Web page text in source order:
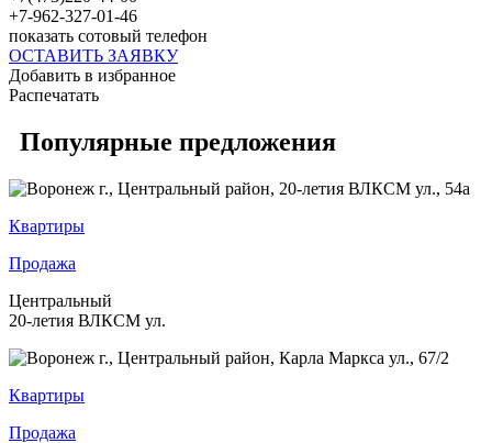
+7-962-327-01-46
показать сотовый телефон
ОСТАВИТЬ ЗАЯВКУ
Добавить в избранное
Распечатать
Популярные предложения
Квартиры
Продажа
Центральный
20-летия ВЛКСМ ул.
Квартиры
Продажа